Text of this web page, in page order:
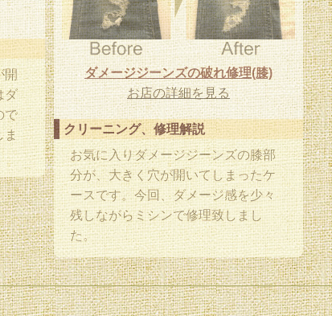
開
ダ
で
ま
ダメージジーンズの破れ修理(膝)
お店の詳細を見る
クリーニング、修理解説
お気に入りダメージジーンズの膝部
分が、大きく穴が開いてしまったケ
ースです。今回、ダメージ感を少々
残しながらミシンで修理致しまし
た。